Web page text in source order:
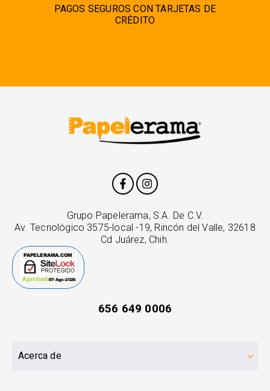
PAGOS SEGUROS CON TARJETAS DE
CRÉDITO
Grupo Papelerama, S.A. De C.V.
Av. Tecnológico 3575-local -19, Rincón del Valle, 32618
Cd Juárez, Chih.
656 649 0006
Acerca de